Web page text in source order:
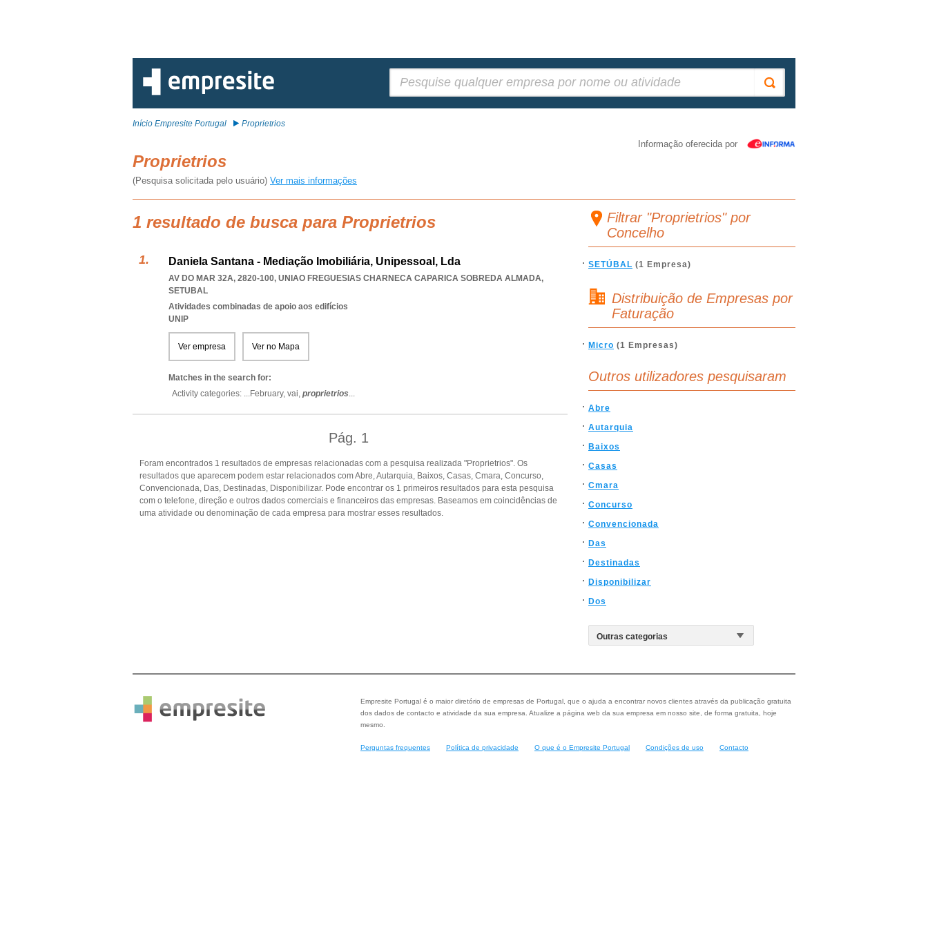
Início Empresite Portugal Proprietrios
Informação oferecida por
Proprietrios
(Pesquisa solicitada pelo usuário) Ver mais informações
1 resultado de busca para Proprietrios
Daniela Santana - Mediação Imobiliária, Unipessoal, Lda
AV DO MAR 32A, 2820-100, UNIAO FREGUESIAS CHARNECA CAPARICA SOBREDA ALMADA,
SETUBAL
Atividades combinadas de apoio aos edifícios
UNIP
Ver empresa Ver no Mapa
Matches in the search for:
Activity categories: ...February, vai, proprietrios...
Pág. 1
Foram encontrados 1 resultados de empresas relacionadas com a pesquisa realizada "Proprietrios". Os
resultados que aparecem podem estar relacionados com Abre, Autarquia, Baixos, Casas, Cmara, Concurso,
Convencionada, Das, Destinadas, Disponibilizar. Pode encontrar os 1 primeiros resultados para esta pesquisa
com o telefone, direção e outros dados comerciais e financeiros das empresas. Baseamos em coincidências de
uma atividade ou denominação de cada empresa para mostrar esses resultados.
Filtrar "Proprietrios" por
Concelho
SETÚBAL (1 Empresa)
Distribuição de Empresas por
Faturação
Micro (1 Empresas)
Outros utilizadores pesquisaram
Abre
Autarquia
Baixos
Casas
Cmara
Concurso
Convencionada
Das
Destinadas
Disponibilizar
Dos
Empresite Portugal é o maior diretório de empresas de Portugal, que o ajuda a encontrar novos clientes através da publicação gratuita
dos dados de contacto e atividade da sua empresa. Atualize a página web da sua empresa em nosso site, de forma gratuita, hoje
mesmo.
Perguntas frequentes Política de privacidade O que é o Empresite Portugal Condições de uso Contacto